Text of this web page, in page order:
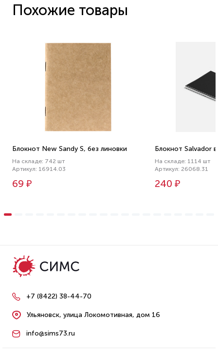
Похожие товары
Блокнот New Sandy S, без линовки
На складе: 742 шт
Артикул: 16914.03
69 ₽
Блокнот Salvador
На складе: 1114 шт
Артикул: 26068.31
240 ₽
+7 (8422) 38-44-70
Ульяновск, улица Локомотивная, дом 16
info@sims73.ru